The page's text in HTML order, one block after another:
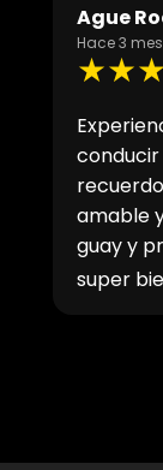
Agueda
Hace 3
Coches
atendió
cómodo
a
otro